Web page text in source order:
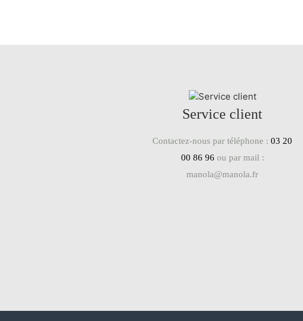
Service client
Contactez-nous par téléphone : 03 20
00 86 96 ou par mail :
manola@manola.fr